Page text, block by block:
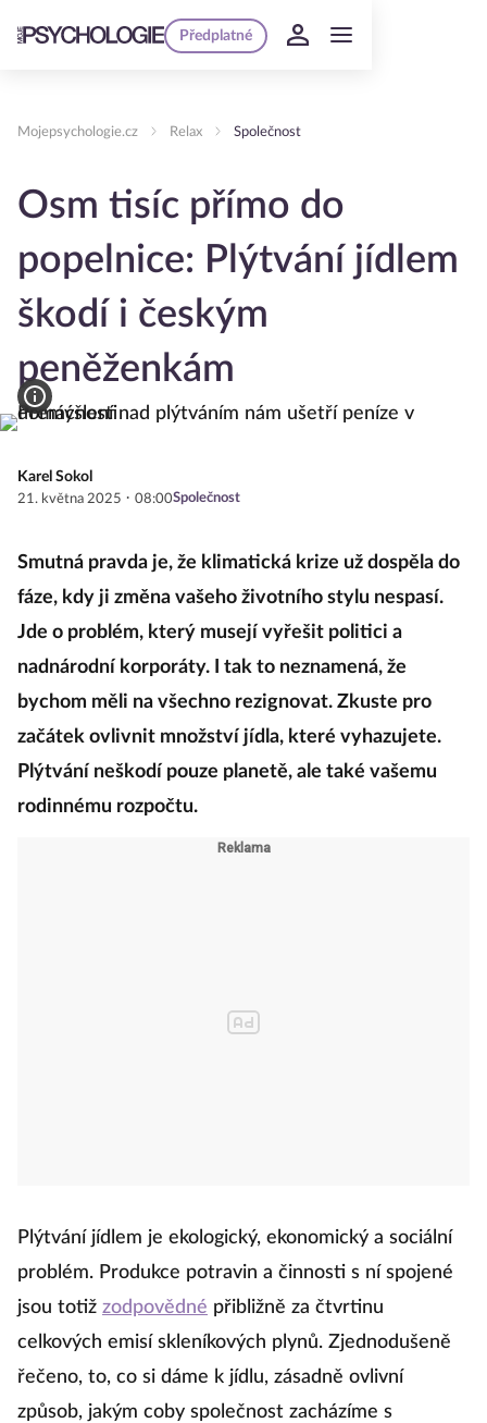
Předplatné
Mojepsychologie.cz Relax Společnost
Osm tisíc přímo do
popelnice: Plýtvání jídlem
škodí i českým
peněženkám
Karel Sokol
21. května 2025 · 08:00Společnost
Smutná pravda je, že klimatická krize už dospěla do
fáze, kdy ji změna vašeho životního stylu nespasí.
Jde o problém, který musejí vyřešit politici a
nadnárodní korporáty. I tak to neznamená, že
bychom měli na všechno rezignovat. Zkuste pro
začátek ovlivnit množství jídla, které vyhazujete.
Plýtvání neškodí pouze planetě, ale také vašemu
rodinnému rozpočtu.
Plýtvání jídlem je ekologický, ekonomický a sociální
problém. Produkce potravin a činnosti s ní spojené
jsou totiž zodpovědné přibližně za čtvrtinu
celkových emisí skleníkových plynů. Zjednodušeně
řečeno, to, co si dáme k jídlu, zásadně ovlivní
způsob, jakým coby společnost zacházíme s